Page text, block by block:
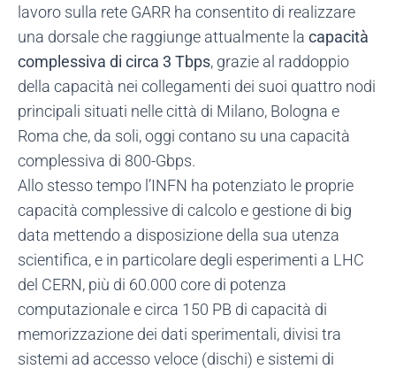
lavoro sulla rete GARR ha consentito di realizzare
una dorsale che raggiunge attualmente la capacità
complessiva di circa 3 Tbps, grazie al raddoppio
della capacità nei collegamenti dei suoi quattro nodi
principali situati nelle città di Milano, Bologna e
Roma che, da soli, oggi contano su una capacità
complessiva di 800-Gbps.
Allo stesso tempo l’INFN ha potenziato le proprie
capacità complessive di calcolo e gestione di big
data mettendo a disposizione della sua utenza
scientifica, e in particolare degli esperimenti a LHC
del CERN, più di 60.000 core di potenza
computazionale e circa 150 PB di capacità di
memorizzazione dei dati sperimentali, divisi tra
sistemi ad accesso veloce (dischi) e sistemi di